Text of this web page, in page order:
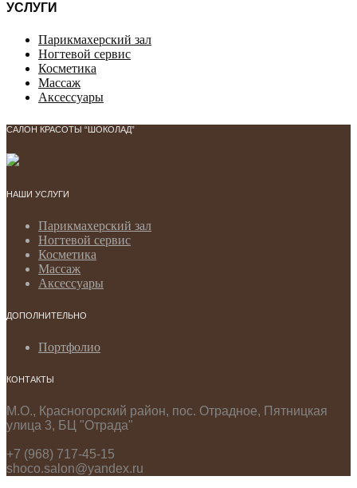
УСЛУГИ
Парикмахерский зал
Ногтевой сервис
Косметика
Массаж
Аксессуары
САЛОН КРАСОТЫ “ШОКОЛАД”
НАШИ УСЛУГИ
Парикмахерский зал
Ногтевой сервис
Косметика
Массаж
Аксессуары
ДОПОЛНИТЕЛЬНО
Портфолио
КОНТАКТЫ
М.О., Красногорский район, пос. Отрадное, Пятницкая
улица 3, БЦ "Отрада"
+7 (968) 717-45-15
shoco.salon@yandex.ru